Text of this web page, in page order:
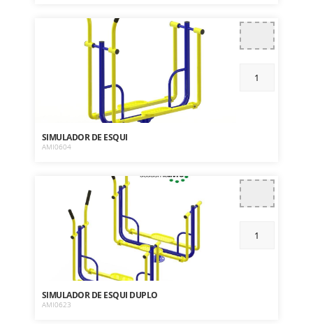
SIMULADOR DE ESQUI
AMI0604
SIMULADOR DE ESQUI DUPLO
AMI0623